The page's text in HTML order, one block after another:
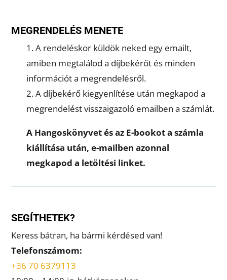
MEGRENDELÉS MENETE
1. A rendeléskor küldök neked egy emailt,
amiben megtalálod a díjbekérőt és minden
információt a megrendelésről.
2. A díjbekérő kiegyenlítése után megkapod a
megrendelést visszaigazoló emailben a számlát.
A Hangoskönyvet és az E-bookot a számla
kiállítása után,e-mailben azonnal
megkapod a letöltési linket.
SEGÍTHETEK?
Keress bátran, ha bármi kérdésed van!
Telefonszámom:
+36 70 6379113